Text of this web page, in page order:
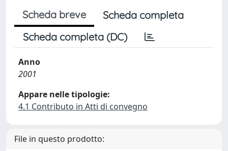
Scheda breve
Scheda completa
Scheda completa (DC)
Anno
2001
Appare nelle tipologie:
4.1 Contributo in Atti di convegno
File in questo prodotto: